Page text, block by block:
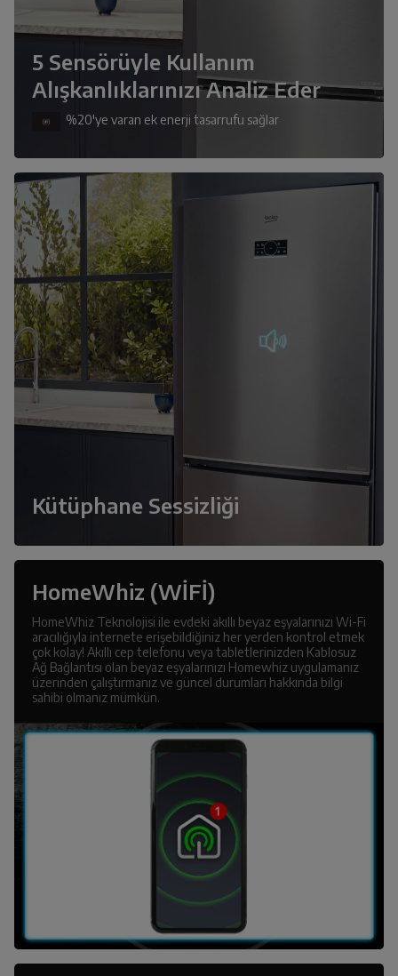
5 Sensörüyle Kullanım
Alışkanlıklarınızı Analiz Eder
%20'ye varan ek enerji tasarrufu sağlar
Kütüphane Sessizliği
HomeWhiz (WİFİ)
HomeWhiz Teknolojisi ile evdeki akıllı beyaz eşyalarınızı Wi-Fi
aracılığıyla internete erişebildiğiniz her yerden kontrol etmek
çok kolay! Akıllı cep telefonu veya tabletlerinizden Kablosuz
Ağ Bağlantısı olan beyaz eşyalarınızı Homewhiz uygulamanız
üzerinden çalıştırmanız ve güncel durumları hakkında bilgi
sahibi olmanız mümkün.